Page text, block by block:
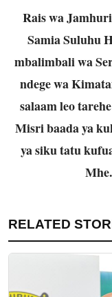
Rais wa
Samia Suluhu
mbalimbali wa
ndege wa
salaam leo
Misri baada ya
ya siku tatu
RELATED